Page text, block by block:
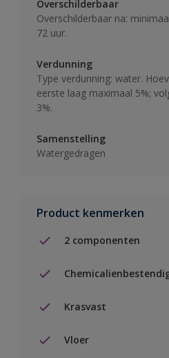
Overschilderbaar
Overschilderbaar na:
72 uur.
Verdunning
Type verdunning: water.
eerste laag maximaal 5%;
3%.
Samenstelling
Watergedragen
Product kenmerken
2 componenten
Krasvast
Vloer